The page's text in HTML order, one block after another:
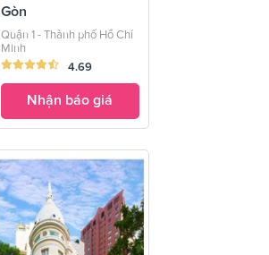
Gòn
Quận 1 - Thành phố Hồ Chí
Minh
4.69
Nhận báo giá